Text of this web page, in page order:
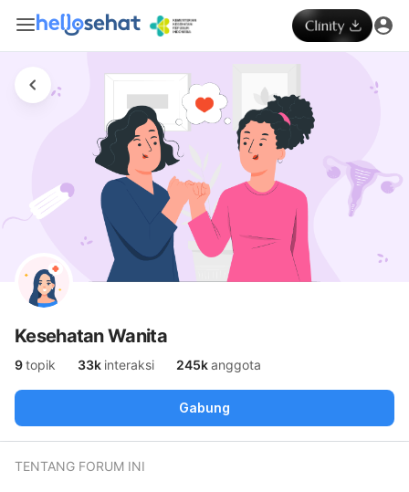
Kesehatan Wanita
9topik 33k interaksi 245kanggota
Gabung
TENTANG FORUM INI